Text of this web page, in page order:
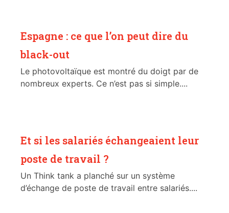
Espagne : ce que l’on peut dire du
black-out
Le photovoltaïque est montré du doigt par de
nombreux experts. Ce n’est pas si simple....
Et si les salariés échangeaient leur
poste de travail ?
Un Think tank a planché sur un système
d’échange de poste de travail entre salariés....